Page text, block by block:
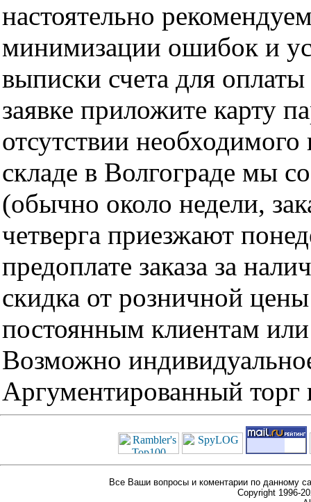
настоятельно
минимизации ошибок и
выписки счета для
заявке приложите карту
отсутствии
складе в Волгограде мы
(обычно около недели,
четверга приезжают
предоплате заказа за
скидка от розничной
постоянным клиентам
Возможно
Аргументированный торг
Все Ваши вопросы и коментарии по данному
Copyright 1996-